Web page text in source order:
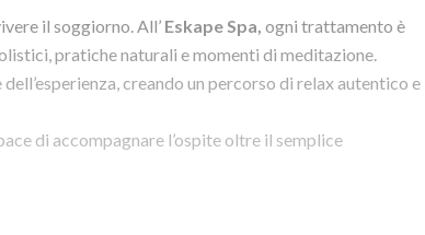
il soggiorno. All’ Eskape Spa, ogni trattamento è
pratiche naturali e momenti di meditazione.
creando un percorso di relax autentico e
di accompagnare l’ospite oltre il semplice